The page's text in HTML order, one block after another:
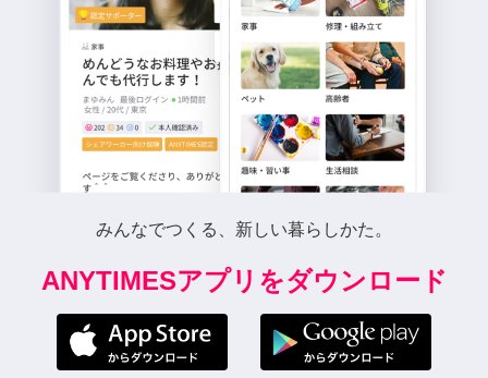
みんなでつくる、新しい暮らしかた。
ANYTIMESアプリをダウンロード